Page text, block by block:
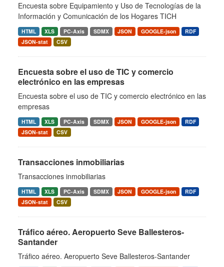
Encuesta sobre Equipamiento y Uso de Tecnologías de la
Información y Comunicación de los Hogares TICH
HTML XLS PC-Axis SDMX JSON GOOGLE-json
RDF
JSON-stat
CSV
Encuesta sobre el uso de TIC y comercio
electrónico en las empresas
Encuesta sobre el uso de TIC y comercio electrónico en las
empresas
HTML XLS PC-Axis SDMX JSON GOOGLE-json
RDF
JSON-stat
CSV
Transacciones inmobiliarias
Transacciones inmobiliarias
HTML XLS PC-Axis SDMX JSON GOOGLE-json
RDF
JSON-stat
CSV
Tráfico aéreo. Aeropuerto Seve Ballesteros-
Santander
Tráfico aéreo. Aeropuerto Seve Ballesteros-Santander